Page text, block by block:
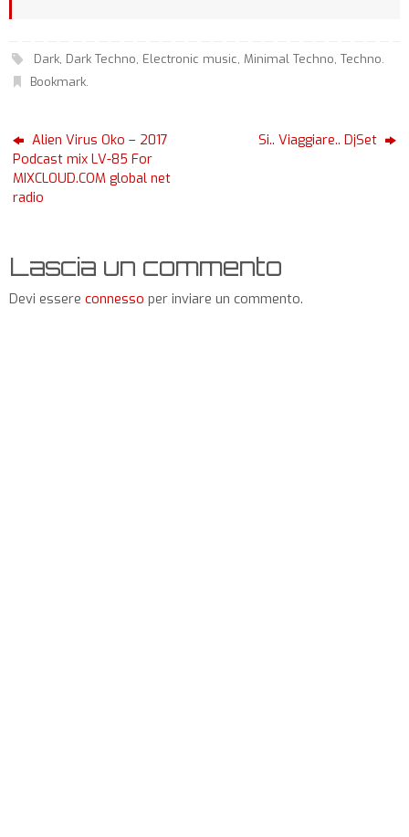
Dark, Dark Techno, Electronic music, Minimal Techno, Techno.
Bookmark.
Alien Virus Oko – 2017
Podcast mix LV-85 For
MIXCLOUD.COM global net
radio
Si.. Viaggiare.. DjSet
Lascia un commento
Devi essere connesso per inviare un commento.